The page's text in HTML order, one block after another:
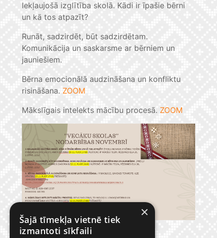
Iekļaujošā izglītība skolā. Kādi ir īpašie bērni
un kā tos atpazīt?
Runāt, sadzirdēt, būt sadzirdētam.
Komunikācija un saskarsme ar bērniem un
jauniešiem.
Bērna emocionālā audzināšana un konfliktu
risināšana. ZOOM
Mākslīgais intelekts mācību procesā. ZOOM
×
Šajā tīmekļa vietnē tiek
izmantoti sīkfaili